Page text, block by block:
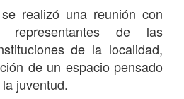
realizó una reunión con
representantes de las
de la localidad,
de un espacio pensado
juventud.